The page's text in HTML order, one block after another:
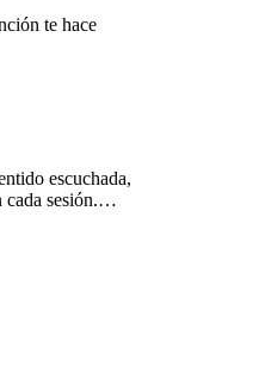
te hace
escuchada,
sesión.